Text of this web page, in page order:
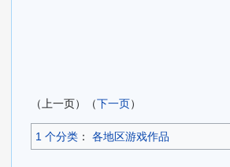
（上一页）（下一页）
1 个分类 ：​ 各地区游戏作品